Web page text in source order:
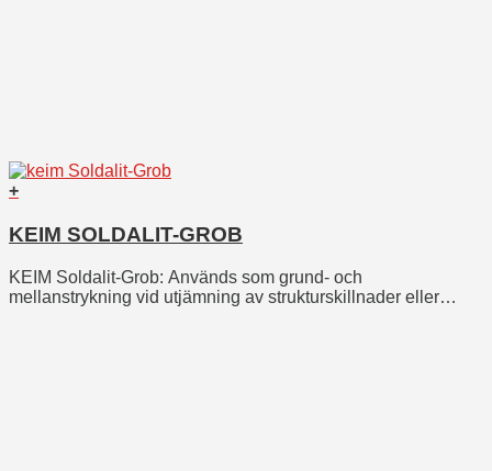
+
KEIM SOLDALIT-GROB
KEIM Soldalit-Grob: Används som grund- och
mellanstrykning vid utjämning av strukturskillnader eller